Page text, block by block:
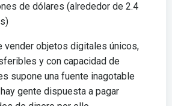
de dólares (alrededor de 2.4
vender objetos digitales únicos,
y con capacidad de
supone una fuente inagotable
gente dispuesta a pagar